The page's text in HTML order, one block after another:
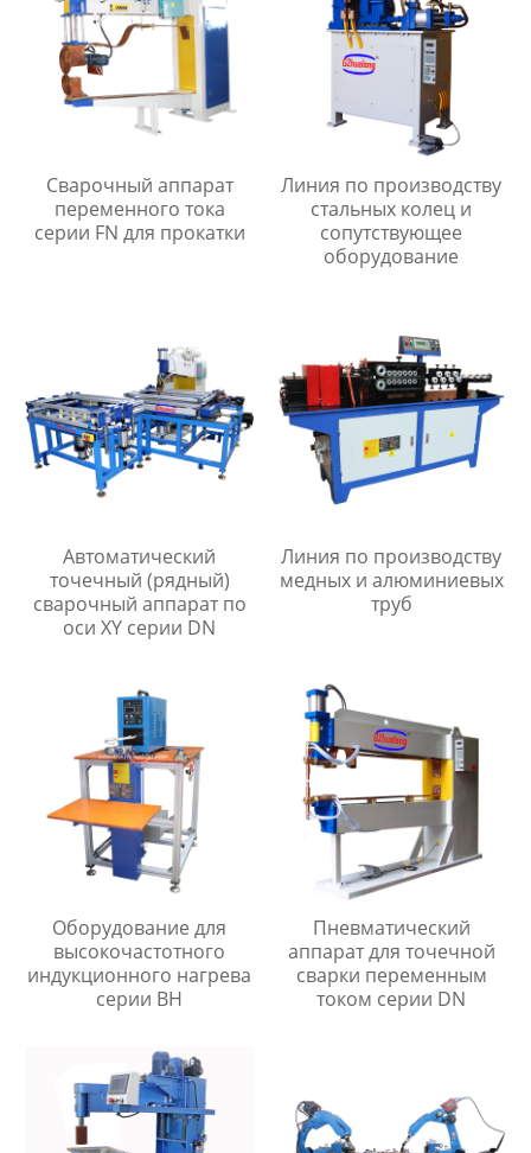
Сварочный аппарат
переменного тока
серии FN для прокатки
Линия по производству
стальных колец и
сопутствующее
оборудование
Автоматический
точечный (рядный)
сварочный аппарат по
оси XY серии DN
Линия по производству
медных и алюминиевых
труб
Оборудование для
высокочастотного
индукционного нагрева
серии BH
Пневматический
аппарат для точечной
сварки переменным
током серии DN